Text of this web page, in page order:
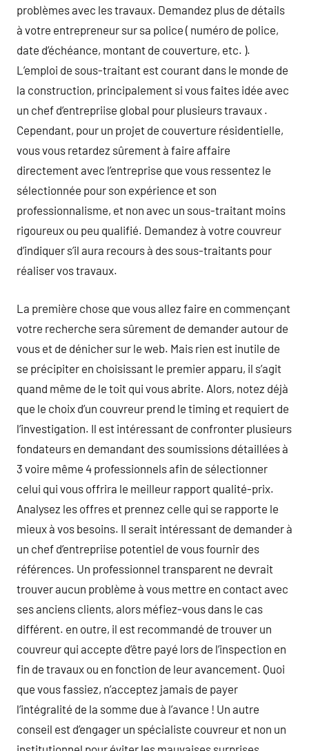
problèmes avec les travaux. Demandez plus de détails
à votre entrepreneur sur sa police ( numéro de police,
date d’échéance, montant de couverture, etc. ).
L’emploi de sous-traitant est courant dans le monde de
la construction, principalement si vous faites idée avec
un chef d’entrepriise global pour plusieurs travaux .
Cependant, pour un projet de couverture résidentielle,
vous vous retardez sûrement à faire affaire
directement avec l’entreprise que vous ressentez le
sélectionnée pour son expérience et son
professionnalisme, et non avec un sous-traitant moins
rigoureux ou peu qualifié. Demandez à votre couvreur
d’indiquer s’il aura recours à des sous-traitants pour
réaliser vos travaux.
La première chose que vous allez faire en commençant
votre recherche sera sûrement de demander autour de
vous et de dénicher sur le web. Mais rien est inutile de
se précipiter en choisissant le premier apparu, il s’agit
quand même de le toit qui vous abrite. Alors, notez déjà
que le choix d’un couvreur prend le timing et requiert de
l’investigation. Il est intéressant de confronter plusieurs
fondateurs en demandant des soumissions détaillées à
3 voire même 4 professionnels afin de sélectionner
celui qui vous offrira le meilleur rapport qualité-prix.
Analysez les offres et prennez celle qui se rapporte le
mieux à vos besoins. Il serait intéressant de demander à
un chef d’entrepriise potentiel de vous fournir des
références. Un professionnel transparent ne devrait
trouver aucun problème à vous mettre en contact avec
ses anciens clients, alors méfiez-vous dans le cas
différent. en outre, il est recommandé de trouver un
couvreur qui accepte d’être payé lors de l’inspection en
fin de travaux ou en fonction de leur avancement. Quoi
que vous fassiez, n’acceptez jamais de payer
l’intégralité de la somme due à l’avance ! Un autre
conseil est d’engager un spécialiste couvreur et non un